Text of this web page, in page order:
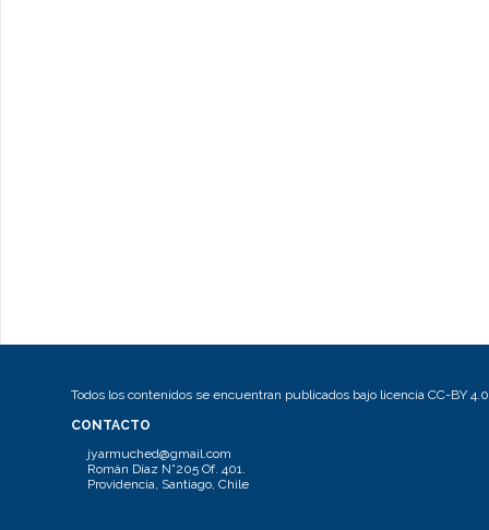
Todos los contenidos se encuentran publicados bajo licencia CC-BY 4.0
CONTACTO
jyarmuched@gmail.com
Román Díaz N°205 Of. 401.
Providencia, Santiago, Chile